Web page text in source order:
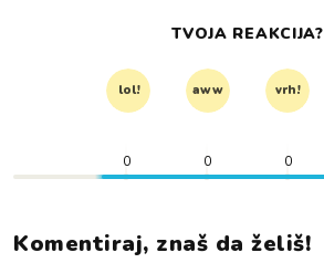
TVOJA REAKCIJA?
lol! aww vrh!
0 0 0
Komentiraj, znaš da želiš!